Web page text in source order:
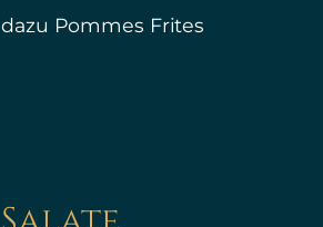
dazu Pommes Frites